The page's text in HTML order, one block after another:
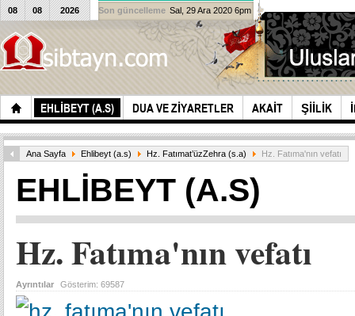
EHLIBEYT (A.S) DUA VE ZIYARETLER AKAIT ŞIILIK
08 08 2026 Son güncelleme Sal, 29 Ara 2020 6pm
Ana Sayfa Ehlibeyt (a.s) Hz. Fatımat’üzZehra (s.a) Hz. Fatıma'nın vefatı
EHLIBEYT (A.S)
Hz. Fatıma'nın vefatı
Ayrıntılar Gösterim: 69587